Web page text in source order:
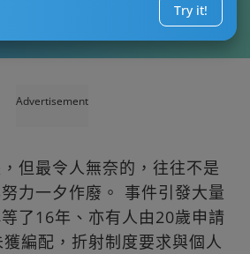
Try it!
Advertisement
但最令人無奈的，往往不是
努力一夕作廢。 事件引發大量
了16年、亦有人由20歲申請
編配，折射制度要求與個人